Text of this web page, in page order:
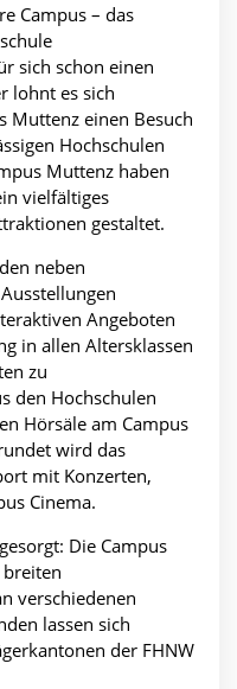
Campus – das
sich schon einen
lohnt es sich
Muttenz einen Besuch
Hochschulen
Muttenz haben
vielfältiges
gestaltet.
neben
Angeboten
in allen Altersklassen
zu
den Hochschulen
Hörsäle am Campus
wird das
mit Konzerten,
Cinema.
Die Campus
verschiedenen
lassen sich
der FHNW